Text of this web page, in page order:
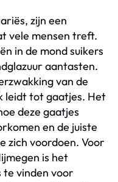
zijn een
vele mensen treft.
in de mond suikers
aantasten.
van de
leidt tot gaatjes. Het
deze gaatjes
en de juiste
zich voordoen. Voor
is het
vinden voor